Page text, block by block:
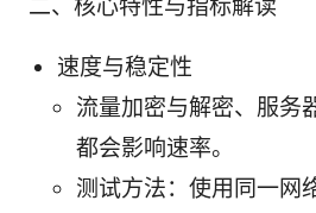
二、核心特性与指标解读
速度与稳定性
流量加密与解密、服务
都会影响速率。
测试方法：使用同一网